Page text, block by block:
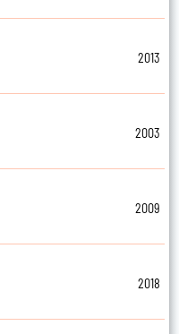
2013
2003
2009
2018